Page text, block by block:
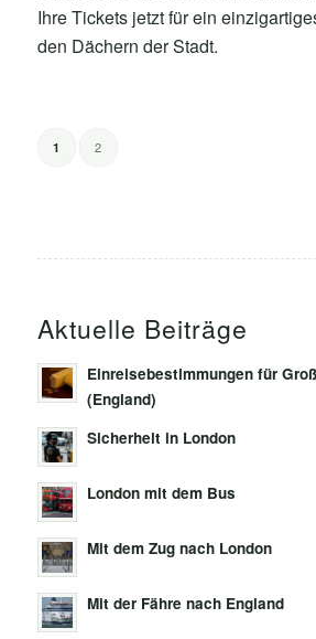
Ihre Tickets jetzt für ein
den Dächern der Stadt.
1 2
Aktuelle Beiträge
Einreisebestimmungen für
(England)
Sicherheit in London
London mit dem Bus
Mit dem Zug nach London
Mit der Fähre nach England